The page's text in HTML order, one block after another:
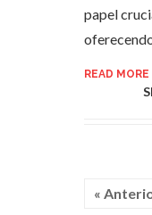
papel
READ MORE
«